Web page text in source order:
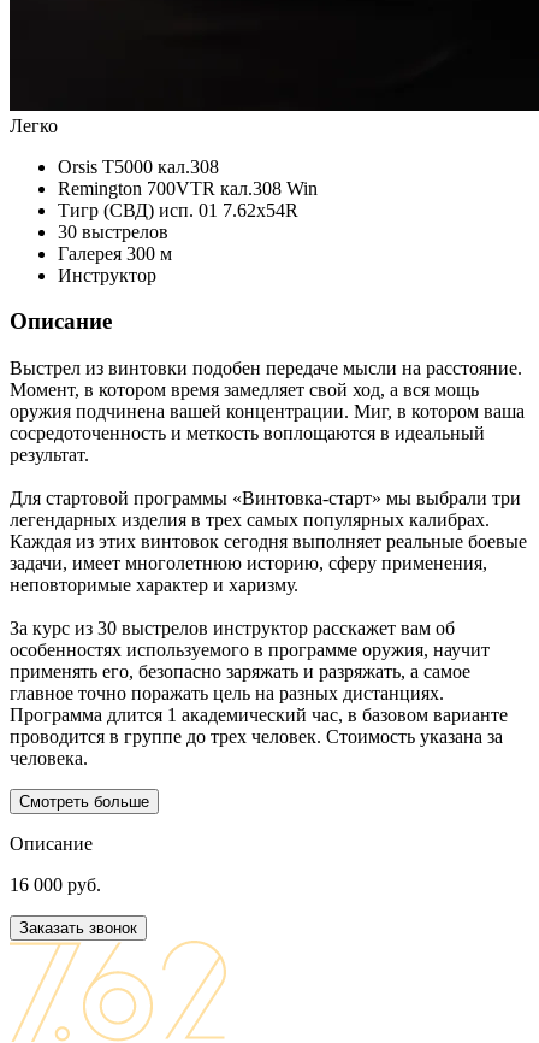
Легко
Orsis T5000 кал.308
Remington 700VTR кал.308 Win
Тигр (СВД) исп. 01 7.62x54R
30 выстрелов
Галерея 300 м
Инструктор
Описание
Выстрел из винтовки подобен передаче мысли на расстояние.
Момент, в котором время замедляет свой ход, а вся мощь
оружия подчинена вашей концентрации. Миг, в котором ваша
сосредоточенность и меткость воплощаются в идеальный
результат.
Для стартовой программы «Винтовка-старт» мы выбрали три
легендарных изделия в трех самых популярных калибрах.
Каждая из этих винтовок сегодня выполняет реальные боевые
задачи, имеет многолетнюю историю, сферу применения,
неповторимые характер и харизму.
За курс из 30 выстрелов инструктор расскажет вам об
особенностях используемого в программе оружия, научит
применять его, безопасно заряжать и разряжать, а самое
главное точно поражать цель на разных дистанциях.
Программа длится 1 академический час, в базовом варианте
проводится в группе до трех человек. Стоимость указана за
человека.
Смотреть больше
Описание
16 000 руб.
Заказать звонок